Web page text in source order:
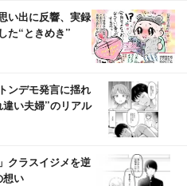
い出に反響、実録
た“ときめき”
ンデモ発言に揺れ
い夫婦”のリアル
クラスイジメを逆
想い